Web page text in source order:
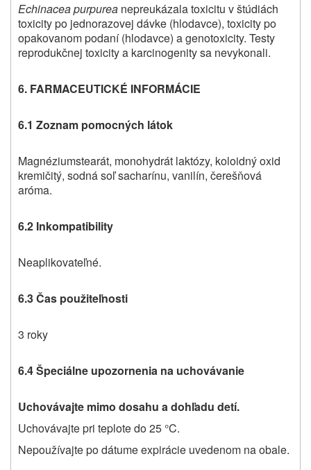
Echinacea purpurea nepreukázala toxicitu v štúdiách
toxicity po jednorazovej dávke (hlodavce), toxicity po
opakovanom podaní (hlodavce) a genotoxicity. Testy
reprodukčnej toxicity a karcinogenity sa nevykonali.
6. FARMACEUTICKÉ INFORMÁCIE
6.1 Zoznam pomocných látok
Magnéziumstearát, monohydrát laktózy, koloidný oxid
kremičitý, sodná soľ sacharínu, vanilín, čerešňová
aróma.
6.2 Inkompatibility
Neaplikovateľné.
6.3 Čas použiteľnosti
3 roky
6.4 Špeciálne upozornenia na uchovávanie
Uchovávajte mimo dosahu a dohľadu detí.
Uchovávajte pri teplote do 25 °C.
Nepoužívajte po dátume expirácie uvedenom na obale.